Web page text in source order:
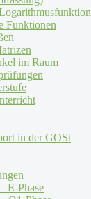
Funktionen
im Raum
in der GOSt
E-Phase